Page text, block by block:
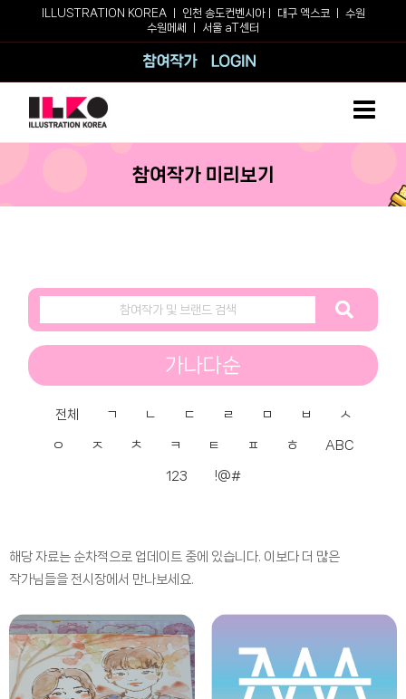
ILLUSTRATION KOREA ㅣ 인천 송도컨벤시아ㅣ 대구 엑스코
수원
수원메쎄
서울 aT센터
참여작가
참여작가 미리보기
가나다순
전체 ㄱ ㄴ ㄷ ㄹ ㅁ ㅂ ㅅ
ㅇ ㅈ ㅊ ㅋ ㅌ ㅍ ㅎ ABC
123 !@#
해당 자료는 순차적으로 업데이트 중에 있습니다. 이보다 더 많은
작가님들을 전시장에서 만나보세요.